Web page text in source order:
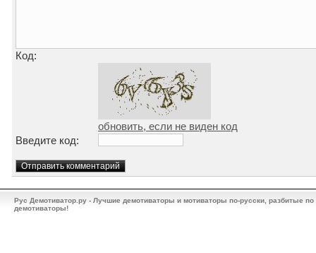
Код:
обновить, если не виден код
Введите код:
Рус Демотиватор.ру - Лучшие демотиваторы и мотиваторы по-русски, разбитые
демотиваторы!